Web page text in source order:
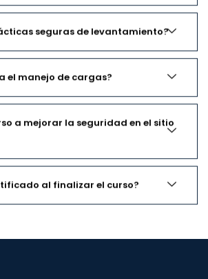
seguras de levantamiento?
el manejo de cargas?
a mejorar la seguridad en el sitio
al finalizar el curso?